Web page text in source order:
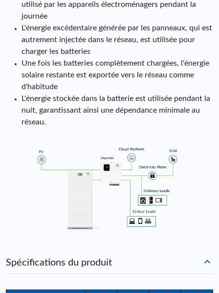
utilisé par les appareils électroménagers pendant la
journée
L'énergie excédentaire générée par les panneaux, qui est
autrement injectée dans le réseau, est utilisée pour
charger les batteries
Une fois les batteries complètement chargées, l'énergie
solaire restante est exportée vers le réseau comme
d'habitude
L'énergie stockée dans la batterie est utilisée pendant la
nuit, garantissant ainsi une dépendance minimale au
réseau.
Spécifications du produit